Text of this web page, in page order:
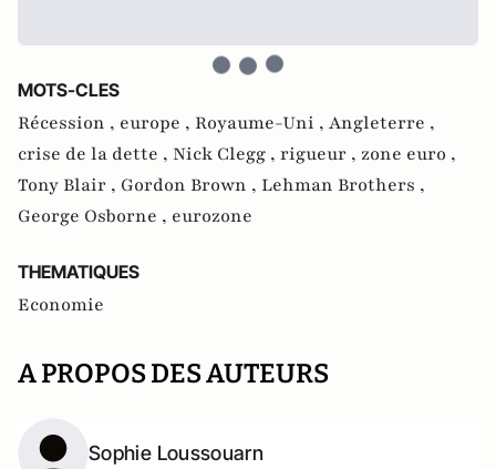
MOTS-CLES
Récession , europe , Royaume-Uni , Angleterre ,
crise de la dette , Nick Clegg , rigueur , zone euro ,
Tony Blair , Gordon Brown , Lehman Brothers ,
George Osborne , eurozone
THEMATIQUES
Economie
A PROPOS DES AUTEURS
Sophie Loussouarn